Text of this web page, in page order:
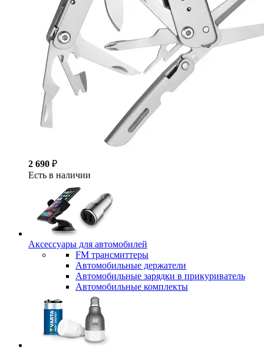
2 690 ₽
Есть в наличии
Аксессуары для автомобилей
FM трансмиттеры
Автомобильные держатели
Автомобильные зарядки в прикуриватель
Автомобильные комплекты